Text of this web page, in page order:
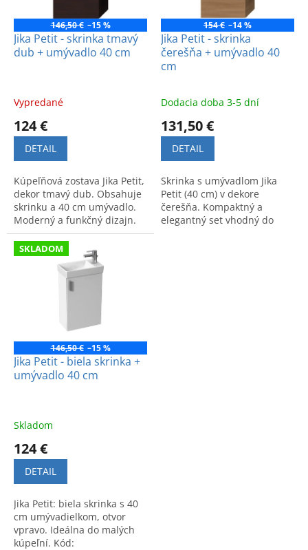
oo
d
o
146,50 € –15 %
Jika Petit - skrinka tmavý
dub + umývadlo 40 cm
Vypredané
124 €
DETAIL
Kúpeľňová zostava Jika Petit,
dekor tmavý dub. Obsahuje
skrinku a 40 cm umývadlo.
Moderný a funkčný dizajn.
Kód produktu:
4.5351.1.175.302.1.
154 € –14 %
Jika Petit - skrinka
čerešňa + umývadlo 40
cm
Dodacia doba 3-5 dní
131,50 €
DETAIL
Skrinka s umývadlom Jika
Petit (40 cm) v dekore
čerešňa. Kompaktný a
elegantný set vhodný do
SKLADOM
146,50 € –15 %
Jika Petit - biela skrinka +
umývadlo 40 cm
Skladom
124 €
DETAIL
Jika Petit: biela skrinka s 40
cm umývadielkom, otvor
vpravo. Ideálna do malých
kúpeľní. Kód: